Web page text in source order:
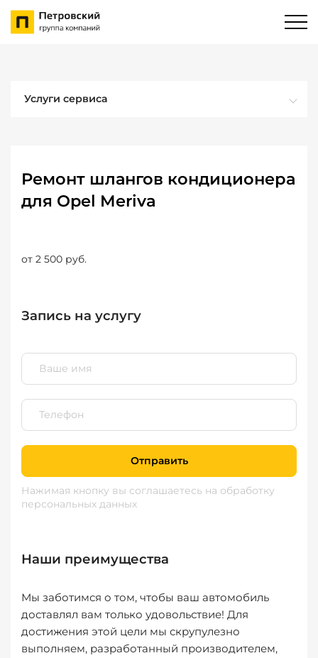
Услуги сервиса
Ремонт шлангов кондиционера
для Opel Meriva
от 2 500 руб.
Запись на услугу
Отправить
Нажимая кнопку вы соглашаетесь на обработку
персональных данных
Наши преимущества
Мы заботимся о том, чтобы ваш автомобиль
доставлял вам только удовольствие! Для
достижения этой цели мы скрупулезно
выполняем, разработанный производителем,